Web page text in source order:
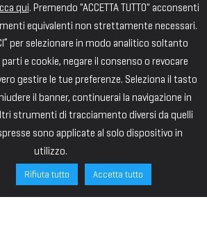
qui. Premendo "ACCETTA TUTTO" acconsenti
equivalenti non strettamente necessari.
per selezionare in modo analitico soltanto
e cookie, negare il consenso o revocare
gestire le tue preferenze. Seleziona il tasto
chiudere il banner, continuerai la navigazione in
strumenti di tracciamento diversi da quelli
sono applicate al solo dispositivo in
utilizzo.
Rifiuta tutto Accetta tutto